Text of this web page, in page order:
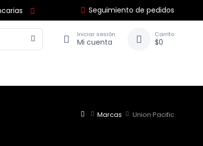
Seguimiento de pedidos
Iniciar sesión
Mi cuenta
Carrito
$0
Marcas Union Pacific